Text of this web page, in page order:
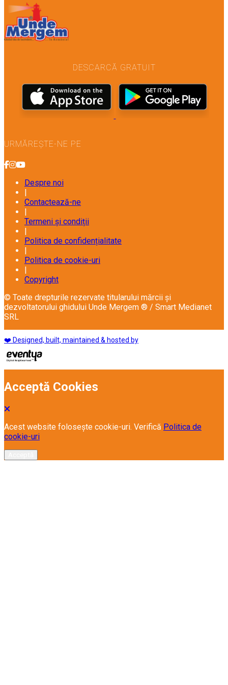
DESCARCĂ GRATUIT
URMĂREȘTE-NE PE
Despre noi
|
Contactează-ne
|
Termeni și condiții
|
Politica de confidențialitate
|
Politica de cookie-uri
|
Copyright
© Toate drepturile rezervate titularului mărcii și
dezvoltatorului ghidului Unde Mergem ® / Smart Medianet
SRL
❤️ Designed, built, maintained & hosted by
Acceptă Cookies
Acest website folosește cookie-uri. Verifică Politica de
cookie-uri